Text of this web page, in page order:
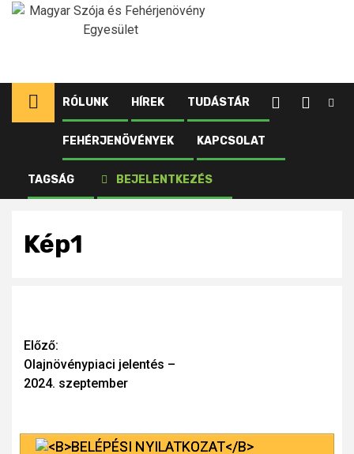
Ugrás
RÓLUNK HÍREK TUDÁSTÁR
FEHÉRJENÖVÉNYEK KAPCSOLAT
TAGSÁG BEJELENTKEZÉS
Kezdőlap
Újdonságok
Kép1
Kép1
Continue
Reading
Előző:
Olajnövénypiaci jelentés –
2024. szeptember